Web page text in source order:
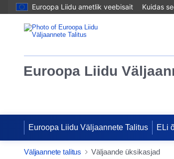
Euroopa Liidu ametlik veebisait Kuidas
Euroopa Liidu
Euroopa Liidu Väljaannete Talitus ELi
Väljaannete talitus Väljaande üksikasjad